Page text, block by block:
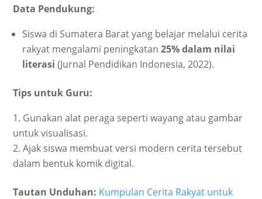
Data Pendukung:
Siswa di Sumatera Barat yang belajar melalui cerita
rakyat mengalami peningkatan25% dalam nilai
literasi (Jurnal Pendidikan Indonesia, 2022).
Tips untuk Guru:
Gunakan alat peraga seperti wayang atau gambar
untuk visualisasi.
Ajak siswa membuat versi modern cerita tersebut
dalam bentuk komik digital.
Tautan Unduhan: Kumpulan Cerita Rakyat untuk